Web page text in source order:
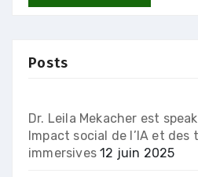
Posts
Dr. Leila Mekacher est
Impact social de l’IA et des
immersives 12 juin 2025